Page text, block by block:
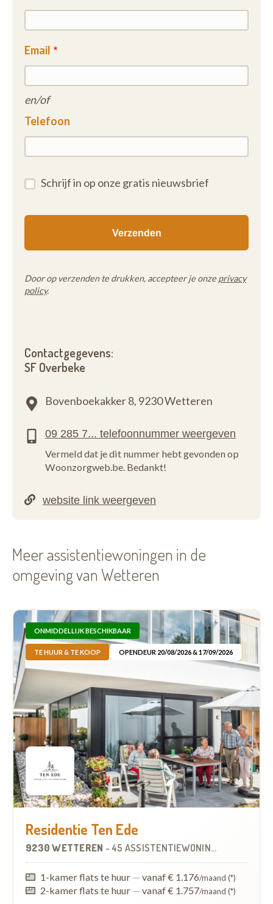
Email
en/of
Telefoon
Schrijf in op onze gratis nieuwsbrief
Door op verzenden te drukken, accepteer je onze privacy
policy.
Contactgegevens:
SF Overbeke
Bovenboekakker 8, 9230 Wetteren
Vermeld dat je dit nummer hebt gevonden op
Woonzorgweb.be. Bedankt!
Meer assistentiewoningen in de
omgeving van Wetteren
ONMIDDELLIJK BESCHIKBAAR
TE HUUR & TE KOOP OPENDEUR 20/08/2026 & 17/09/2026
Residentie Ten Ede
9230 WETTEREN - 45 ASSISTENTIEWONINGEN
1-kamer flats te huur — vanaf € 1.176/maand (*)
2-kamer flats te huur — vanaf € 1.757/maand (*)